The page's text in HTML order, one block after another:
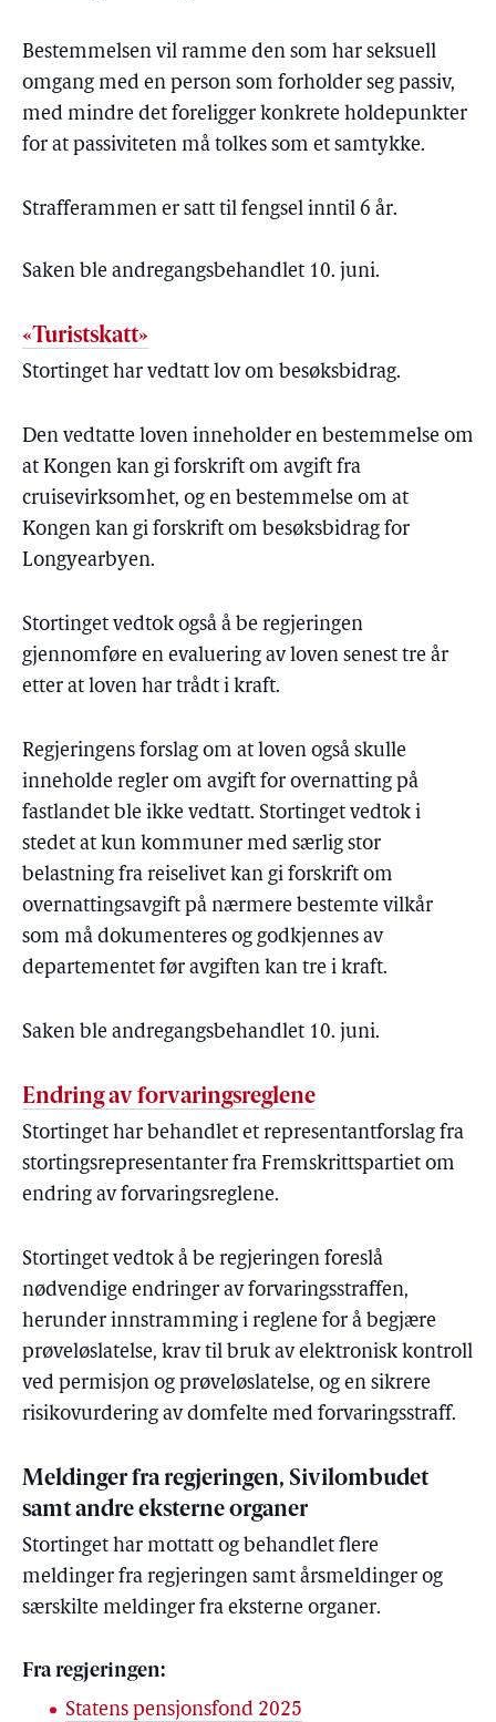
Bestemmelsen vil ramme den som har seksuell
omgang med en person som forholder seg passiv,
med mindre det foreligger konkrete holdepunkter
for at passiviteten må tolkes som et samtykke.
Strafferammen er satt til fengsel inntil 6 år.
Saken ble andregangsbehandlet 10. juni.
«Turistskatt»
Stortinget har vedtatt lov om besøksbidrag.
Den vedtatte loven inneholder en bestemmelse om
at Kongen kan gi forskrift om avgift fra
cruisevirksomhet, og en bestemmelse om at
Kongen kan gi forskrift om besøksbidrag for
Longyearbyen.
Stortinget vedtok også å be regjeringen
gjennomføre en evaluering av loven senest tre år
etter at loven har trådt i kraft.
Regjeringens forslag om at loven også skulle
inneholde regler om avgift for overnatting på
fastlandet ble ikke vedtatt. Stortinget vedtok i
stedet at kun kommuner med særlig stor
belastning fra reiselivet kan gi forskrift om
overnattingsavgift på nærmere bestemte vilkår
som må dokumenteres og godkjennes av
departementet før avgiften kan tre i kraft.
Saken ble andregangsbehandlet 10. juni.
Endring av forvaringsreglene
Stortinget har behandlet et representantforslag fra
stortingsrepresentanter fra Fremskrittspartiet om
endring av forvaringsreglene.
Stortinget vedtok å be regjeringen foreslå
nødvendige endringer av forvaringsstraffen,
herunder innstramming i reglene for å begjære
prøveløslatelse, krav til bruk av elektronisk kontroll
ved permisjon og prøveløslatelse, og en sikrere
risikovurdering av domfelte med forvaringsstraff.
Meldinger fra regjeringen, Sivilombudet
samt andre eksterne organer
Stortinget har mottatt og behandlet flere
meldinger fra regjeringen samt årsmeldinger og
særskilte meldinger fra eksterne organer.
Fra regjeringen:
Statens pensjonsfond 2025